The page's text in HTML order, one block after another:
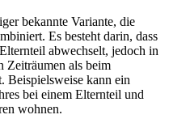
bekannte Variante, die
Es besteht darin, dass
abwechselt, jedoch in
Zeiträumen als beim
Beispielsweise kann ein
bei einem Elternteil und
wohnen.